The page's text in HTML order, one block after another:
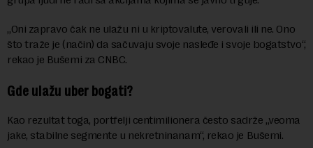
„Oni zapravo čak ne ulažu ni u kriptovalute, verovali ili ne. Ono
što traže je (način) da sačuvaju svoje nasleđe i svoje bogatstvo“,
rekao je Bušemi za CNBC.
Gde ulažu uber bogati?
Kao rezultat toga, portfelji centimilionera često sadrže „veoma
jake, stabilne segmente u nekretninanam“, rekao je Bušemi.